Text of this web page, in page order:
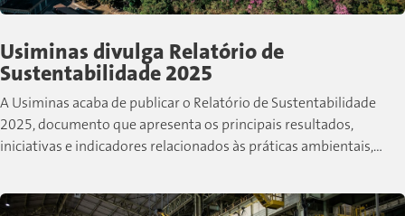
Usiminas divulga Relatório de
Sustentabilidade 2025
A Usiminas acaba de publicar o Relatório de Sustentabilidade
2025, documento que apresenta os principais resultados,
iniciativas e indicadores relacionados às práticas ambientais,